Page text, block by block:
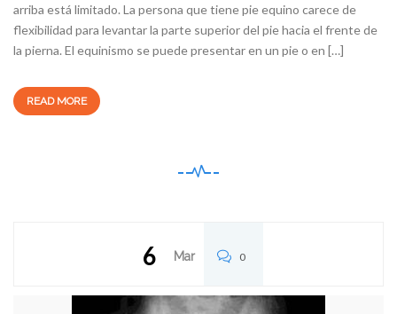
arriba está limitado. La persona que tiene pie equino carece de
flexibilidad para levantar la parte superior del pie hacia el frente de
la pierna. El equinismo se puede presentar en un pie o en […]
READ MORE
6 Mar 0